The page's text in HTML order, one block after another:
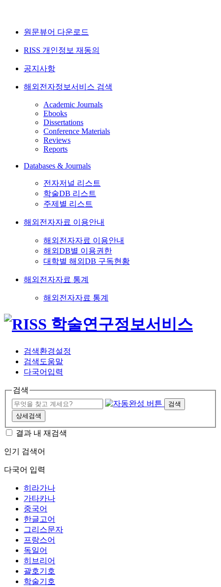
원문뷰어 다운로드
RISS 개인정보 재동의
공지사항
해외전자정보서비스 검색
Academic Journals
Ebooks
Dissertations
Conference Materials
Reviews
Reports
Databases & Journals
전자저널 리스트
학술DB 리스트
주제별 리스트
해외전자자료 이용안내
해외전자자료 이용안내
해외DB별 이용권한
대학별 해외DB 구독현황
해외전자자료 통계
해외전자자료 통계
검색환경설정
검색도움말
다국어입력
검색
검색
상세검색
결과 내 재검색
인기 검색어
다국어 입력
히라가나
가타카나
중국어
한글고어
그리스문자
프랑스어
독일어
히브리어
괄호기호
학술기호